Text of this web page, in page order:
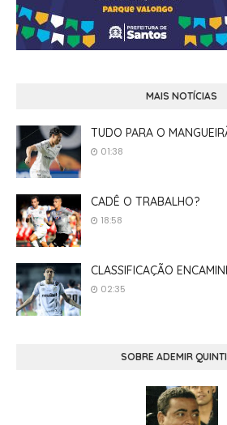
MAIS NOTÍCIAS
TUDO PARA O
01:38
CADÊ O TRABALHO?
18:58
CLASSIFICAÇÃO
02:35
SOBRE ADEMIR